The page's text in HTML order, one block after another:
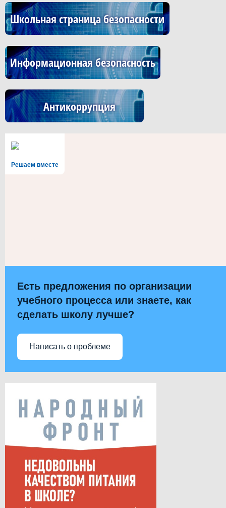
Школьная страница безопасности
Информационная безопасность
Антикоррупция
Решаем вместе
Есть предложения по организации
учебного процесса или знаете, как
сделать школу лучше?
Написать о проблеме